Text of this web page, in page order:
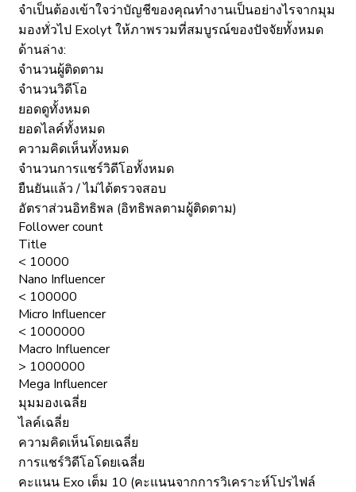
จำเป็นต้องเข้าใจว่าบัญชีของคุณทำงานเป็นอย่างไรจากมุม
มองทั่วไป Exolyt ให้ภาพรวมที่สมบูรณ์ของปัจจัยทั้งหมด
ด้านล่าง:
จำนวนผู้ติดตาม
จำนวนวิดีโอ
ยอดดูทั้งหมด
ยอดไลค์ทั้งหมด
ความคิดเห็นทั้งหมด
จำนวนการแชร์วิดีโอทั้งหมด
ยืนยันแล้ว / ไม่ได้ตรวจสอบ
อัตราส่วนอิทธิพล (อิทธิพลตามผู้ติดตาม)
Follower count
Title
< 10000
Nano Influencer
< 100000
Micro Influencer
< 1000000
Macro Influencer
> 1000000
Mega Influencer
มุมมองเฉลี่ย
ไลค์เฉลี่ย
ความคิดเห็นโดยเฉลี่ย
การแชร์วิดีโอโดยเฉลี่ย
คะแนน Exo เต็ม 10 (คะแนนจากการวิเคราะห์โปรไฟล์